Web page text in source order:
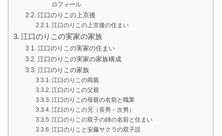
ロフィール
江口のりこの上京後
江口のりこの上京後の住まい
江口のりこの実家の家族
江口のりこの実家の住まい
江口のりこの実家の家族構成
江口のりこの家族
江口のりこの両親
江口のりこの父親
江口のりこの母親の名前と職業
江口のりこの兄（長男・次男）
江口のりこの双子の姉の名前と住まい
江口のりこと安藤サクラの双子説